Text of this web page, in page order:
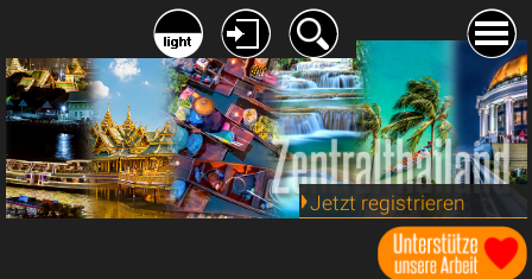
Jetzt registrieren